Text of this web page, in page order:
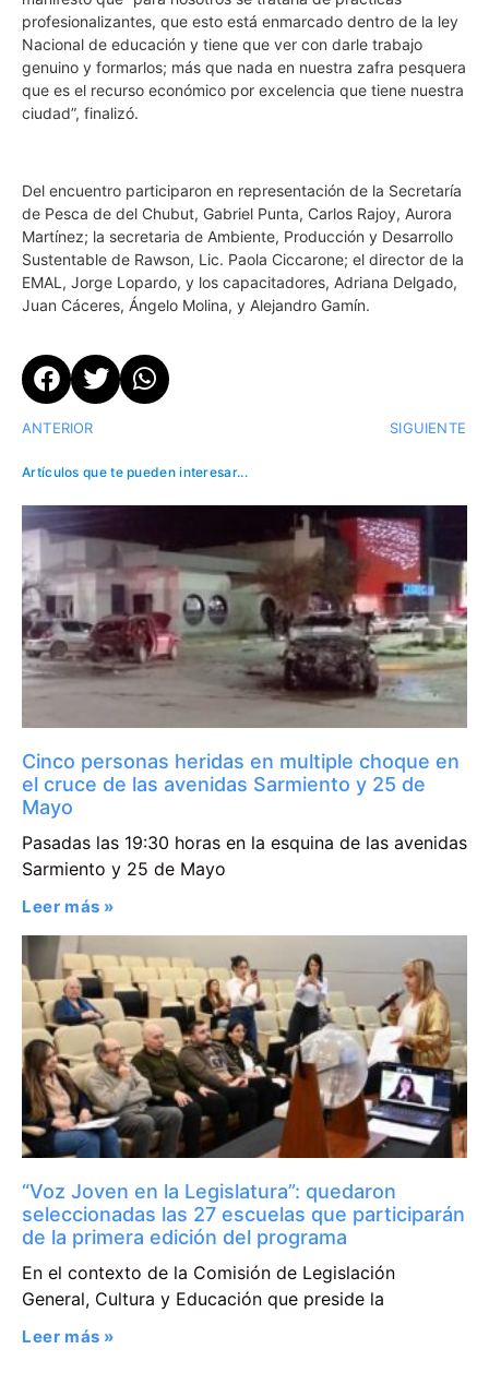
profesionalizantes, que esto está enmarcado dentro de la ley
Nacional de educación y tiene que ver con darle trabajo
genuino y formarlos; más que nada en nuestra zafra pesquera
que es el recurso económico por excelencia que tiene nuestra
ciudad”, finalizó.
Del encuentro participaron en representación de la Secretaría
de Pesca de del Chubut, Gabriel Punta, Carlos Rajoy, Aurora
Martínez; la secretaria de Ambiente, Producción y Desarrollo
Sustentable de Rawson, Lic. Paola Ciccarone; el director de la
EMAL, Jorge Lopardo, y los capacitadores, Adriana Delgado,
Juan Cáceres, Ángelo Molina, y Alejandro Gamín.
ANTERIOR SIGUIENTE
Artículos que te pueden interesar...
Cinco personas heridas en multiple choque en
el cruce de las avenidas Sarmiento y 25 de
Mayo
Pasadas las 19:30 horas en la esquina de las avenidas
Sarmiento y 25 de Mayo
Leer más »
“Voz Joven en la Legislatura”: quedaron
seleccionadas las 27 escuelas que participarán
de la primera edición del programa
En el contexto de la Comisión de Legislación
General, Cultura y Educación que preside la
Leer más »